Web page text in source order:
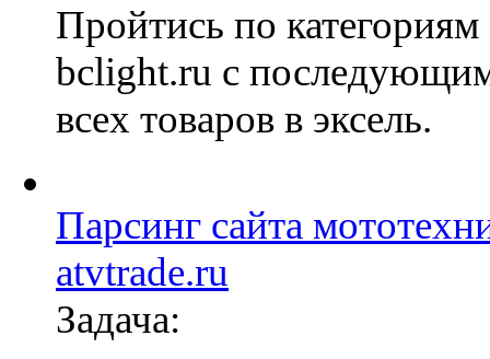
Пройтись по категориям
bclight.ru с
всех товаров в эксель.
Парсинг сайта
atvtrade.ru
Задача: